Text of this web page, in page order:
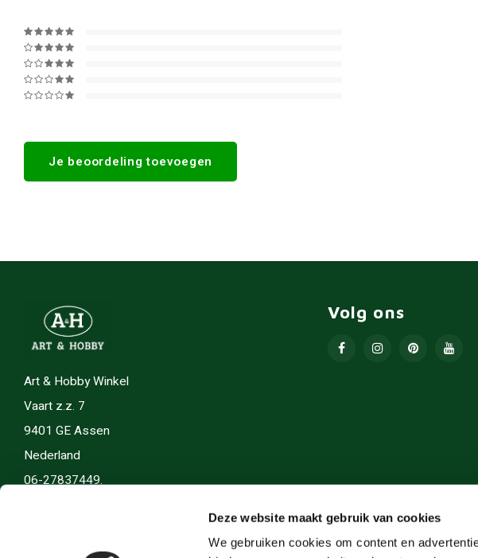
Deze website maakt gebruik van cookies
We gebruiken cookies om content en
Je beoordeling toevoegen
Art & Hobby Winkel
Vaart z.z. 7
9401 GE Assen
Nederland
06-27837449.
Volg ons